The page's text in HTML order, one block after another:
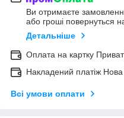
Ви отримаєте
або гроші повернуться
Детальніше
Оплата на картку
Накладений платіж
Всі умови оплати